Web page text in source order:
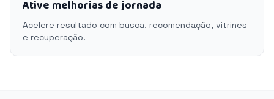
Ative melhorias de jornada
Acelere resultado com busca, recomendação, vitrines
e recuperação.